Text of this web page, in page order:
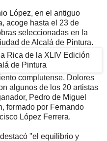
López, en el antiguo
acoge hasta el 23 de
seleccionadas en la
de Alcalá de Pintura.
complutense, Dolores
algunos de los 20 artistas
Pedro de Miguel
formado por Fernando
López Ferrera.
"el equilibrio y